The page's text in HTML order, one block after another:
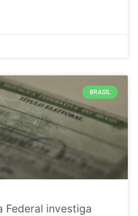
BRASIL
Federal investiga